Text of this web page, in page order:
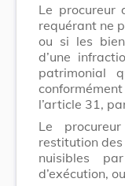
Le procureur
requérant ne
ou si les
d’une
patrimonial
l’article 31,
Le
restitution
nuisibles
d’exécution,